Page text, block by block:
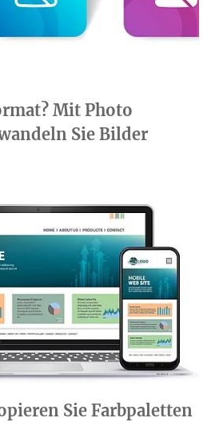
Mit Photo
Sie Bilder
Sie Farbpaletten